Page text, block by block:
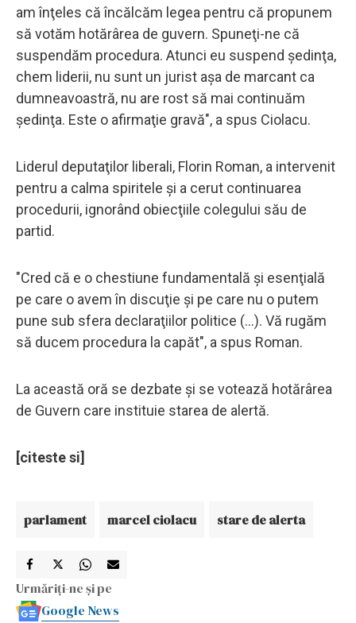
am înţeles că încălcăm legea pentru că propunem
să votăm hotărârea de guvern. Spuneţi-ne că
suspendăm procedura. Atunci eu suspend şedinţa,
chem liderii, nu sunt un jurist aşa de marcant ca
dumneavoastră, nu are rost să mai continuăm
şedinţa. Este o afirmaţie gravă", a spus Ciolacu.
Liderul deputaţilor liberali, Florin Roman, a intervenit
pentru a calma spiritele şi a cerut continuarea
procedurii, ignorând obiecţiile colegului său de
partid.
"Cred că e o chestiune fundamentală şi esenţială
pe care o avem în discuţie şi pe care nu o putem
pune sub sfera declaraţiilor politice (...). Vă rugăm
să ducem procedura la capăt", a spus Roman.
La această oră se dezbate şi se votează hotărârea
de Guvern care instituie starea de alertă.
[citeste si]
parlament marcel ciolacu stare de alerta
Urmăriți-ne și pe
Google News